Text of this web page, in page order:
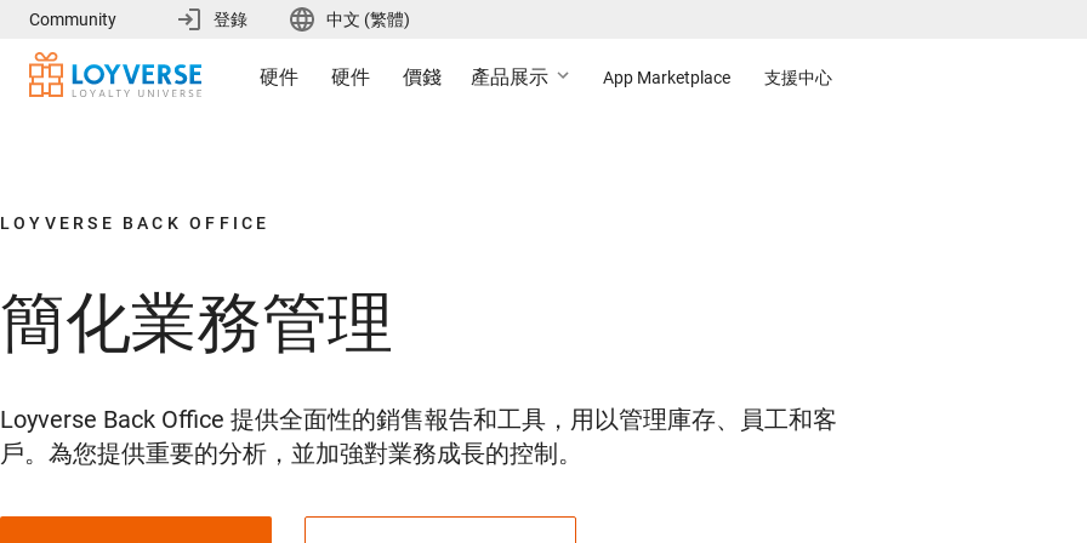
Community 登錄 中文 (繁體)
硬件 硬件 價錢 產品展示 App Marketplace 支援中心
LOYVERSE BACK OFFICE
簡化業務管理
Loyverse Back Office 提供全面性的銷售報告和工具，用以管理庫存、員工和客
戶。為您提供重要的分析，並加強對業務成長的控制。